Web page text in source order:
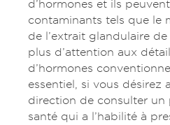
d’hormones et ils
contaminants tels que le
de l’extrait glandulaire
plus d’attention aux
d’hormones
essentiel, si vous désirez
direction de consulter un
santé qui a l’habilité à